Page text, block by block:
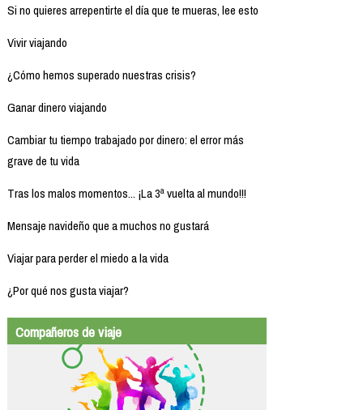
Si no quieres arrepentirte el día que te mueras, lee esto
Vivir viajando
¿Cómo hemos superado nuestras crisis?
Ganar dinero viajando
Cambiar tu tiempo trabajado por dinero: el error más
grave de tu vida
Tras los malos momentos... ¡La 3ª vuelta al mundo!!!
Mensaje navideño que a muchos no gustará
Viajar para perder el miedo a la vida
¿Por qué nos gusta viajar?
Compañeros de viaje